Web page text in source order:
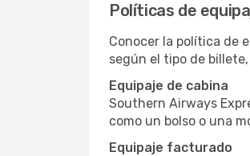
Políticas de
Conocer la política de
según el tipo de
Equipaje de cabina
Southern Airways
como un bolso o una
Equipaje facturado